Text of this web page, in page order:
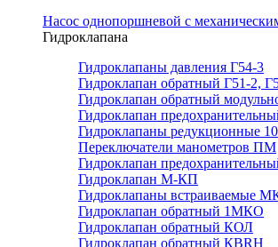
Насос однопоршневой с
Гидроклапана
Гидроклапаны давления Г54-3
Гидроклапан обратный Г51-2,
Гидроклапан обратный
Гидроклапан
Гидроклапаны редукционные
Переключатели манометров ПМ
Гидроклапан
Гидроклапан М-КП
Гидроклапаны встраиваемые
Гидроклапан обратный 1МКО
Гидроклапан обратный КОЛ
Гидроклапан обратный КВRН